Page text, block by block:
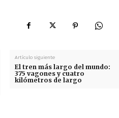
Artículo siguiente
El tren más largo del mundo:
375 vagones y cuatro
kilómetros de largo